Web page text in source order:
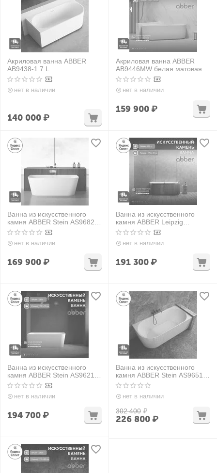
Акриловая ванна ABBER
AB9438-1.7 L
нет в наличии
140 000₽
Акриловая ванна ABBER
AB9446MW белая матовая
нет в наличии
159 900₽
Ванна из искусственного
камня ABBER Stein AS9682
белая матовая
нет в наличии
169 900₽
Ванна из искусственного
камня ABBER Leipzig
AM9916BW черно-белая
матовая
нет в наличии
191 300₽
Ванна из искусственного
камня ABBER Stein AS9621-
1.7 L белая матовая
нет в наличии
194 700₽
Ванна из искусственного
камня ABBER Stein AS9651 R
белая матовая
нет в наличии
302 400 ₽
226 800₽